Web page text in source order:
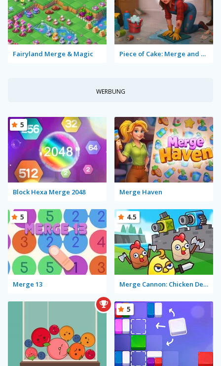
Fairyland Merge & Magic Piece of Cake: Merge and Bake
WERBUNG
Block Hexa Merge 2048
5
Merge Haven
Merge 13
5
Merge Cannon: Chicken Defense
4.5
5